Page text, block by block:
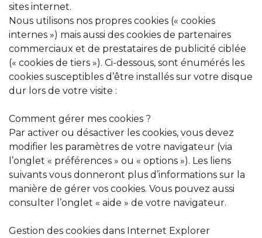
sites internet.
Nous utilisons nos propres cookies (« cookies
internes ») mais aussi des cookies de partenaires
commerciaux et de prestataires de publicité ciblée
(« cookies de tiers »). Ci-dessous, sont énumérés les
cookies susceptibles d’être installés sur votre disque
dur lors de votre visite :
Comment gérer mes cookies ?
Par activer ou désactiver les cookies, vous devez
modifier les paramètres de votre navigateur (via
l’onglet « préférences » ou « options »). Les liens
suivants vous donneront plus d’informations sur la
manière de gérer vos cookies. Vous pouvez aussi
consulter l’onglet « aide » de votre navigateur.
Gestion des cookies dans Internet Explorer